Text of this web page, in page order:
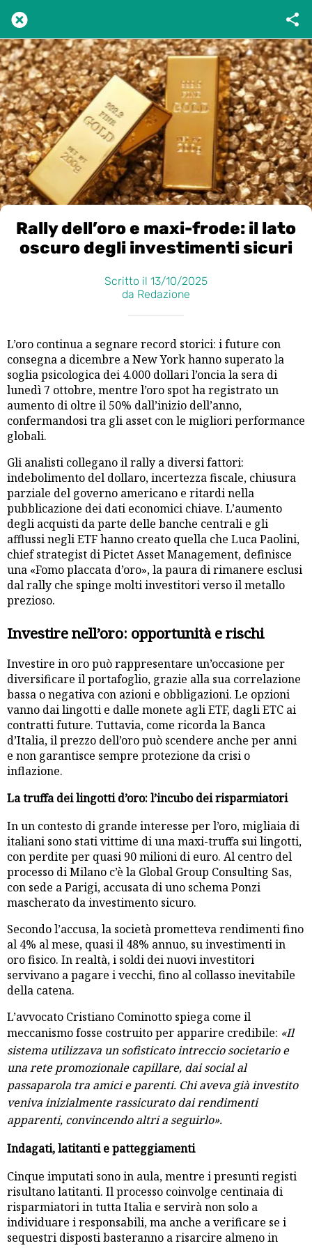
Rally dell’oro e maxi-frode: il lato
oscuro degli investimenti sicuri
Scritto il 13/10/2025
da Redazione
L’oro continua a segnare record storici: i future con
consegna a dicembre a New York hanno superato la
soglia psicologica dei 4.000 dollari l’oncia la sera di
lunedì 7 ottobre, mentre l’oro spot ha registrato un
aumento di oltre il 50% dall’inizio dell’anno,
confermandosi tra gli asset con le migliori performance
globali.
Gli analisti collegano il rally a diversi fattori:
indebolimento del dollaro, incertezza fiscale, chiusura
parziale del governo americano e ritardi nella
pubblicazione dei dati economici chiave. L’aumento
degli acquisti da parte delle banche centrali e gli
afflussi negli ETF hanno creato quella che Luca Paolini,
chief strategist di Pictet Asset Management, definisce
una «Fomo placcata d’oro», la paura di rimanere esclusi
dal rally che spinge molti investitori verso il metallo
prezioso.
Investire nell’oro: opportunità e rischi
Investire in oro può rappresentare un’occasione per
diversificare il portafoglio, grazie alla sua correlazione
bassa o negativa con azioni e obbligazioni. Le opzioni
vanno dai lingotti e dalle monete agli ETF, dagli ETC ai
contratti future. Tuttavia, come ricorda la Banca
d’Italia, il prezzo dell’oro può scendere anche per anni
e non garantisce sempre protezione da crisi o
inflazione.
La truffa dei lingotti d’oro: l’incubo dei risparmiatori
In un contesto di grande interesse per l’oro, migliaia di
italiani sono stati vittime di una maxi-truffa sui lingotti,
con perdite per quasi 90 milioni di euro. Al centro del
processo di Milano c’è la Global Group Consulting Sas,
con sede a Parigi, accusata di uno schema Ponzi
mascherato da investimento sicuro.
Secondo l’accusa, la società prometteva rendimenti fino
al 4% al mese, quasi il 48% annuo, su investimenti in
oro fisico. In realtà, i soldi dei nuovi investitori
servivano a pagare i vecchi, fino al collasso inevitabile
della catena.
L’avvocato Cristiano Cominotto spiega come il
meccanismo fosse costruito per apparire credibile: «Il
sistema utilizzava un sofisticato intreccio societario e
una rete promozionale capillare, dai social al
passaparola tra amici e parenti. Chi aveva già investito
veniva inizialmente rassicurato dai rendimenti
apparenti, convincendo altri a seguirlo».
Indagati, latitanti e patteggiamenti
Cinque imputati sono in aula, mentre i presunti registi
risultano latitanti. Il processo coinvolge centinaia di
risparmiatori in tutta Italia e servirà non solo a
individuare i responsabili, ma anche a verificare se i
sequestri disposti basteranno a risarcire almeno in